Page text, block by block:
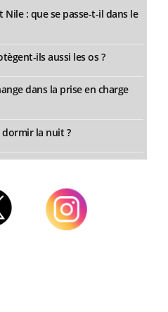
: que se passe-t-il dans le
ils aussi les os ?
dans la prise en charge
dormir la nuit ?